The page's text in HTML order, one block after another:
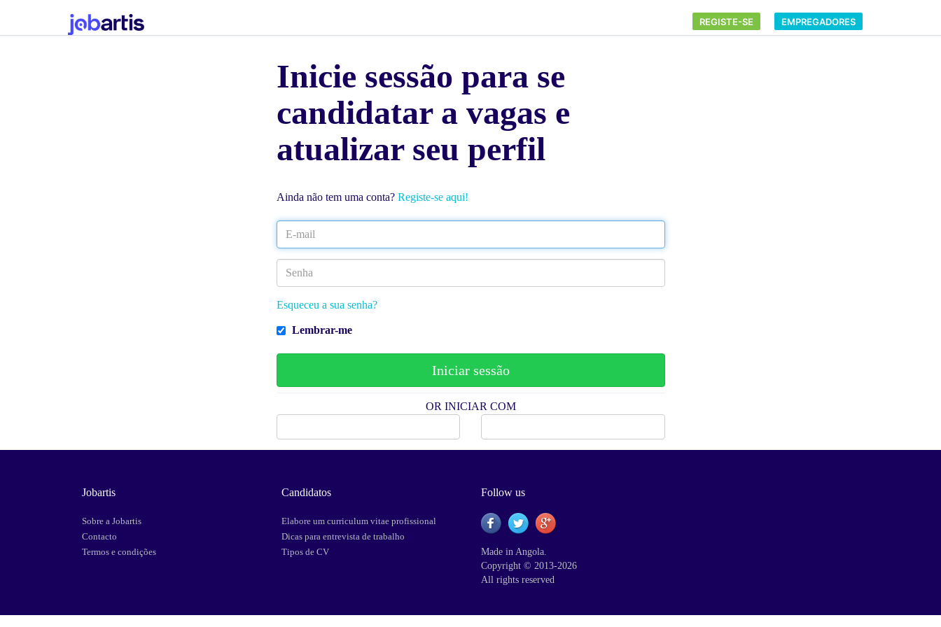
REGISTE-SE EMPREGADORES
Inicie sessão para se
candidatar a vagas e
atualizar seu perfil
Ainda não tem uma conta? Registe-se aqui!
Esqueceu a sua senha?
Lembrar-me
OR INICIAR COM
Jobartis
Sobre a Jobartis
Contacto
Termos e condições
Candidatos
Elabore um curriculum vitae profissional
Dicas para entrevista de trabalho
Tipos de CV
Follow us
Made in Angola.
Copyright © 2013-2026
All rights reserved